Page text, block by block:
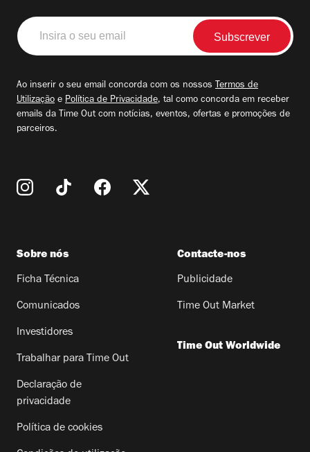
Insira
o
seu
Ao inserir o seu email concorda com os nossos Termos de
Utilização e Política de Privacidade, tal como concorda em receber
emails da Time Out com notícias, eventos, ofertas e promoções de
parceiros.
Sobre nós
Ficha Técnica
Comunicados
Investidores
Trabalhar para Time Out
Declaração de
privacidade
Política de cookies
Contacte-nos
Publicidade
Time Out Market
Time Out Worldwide